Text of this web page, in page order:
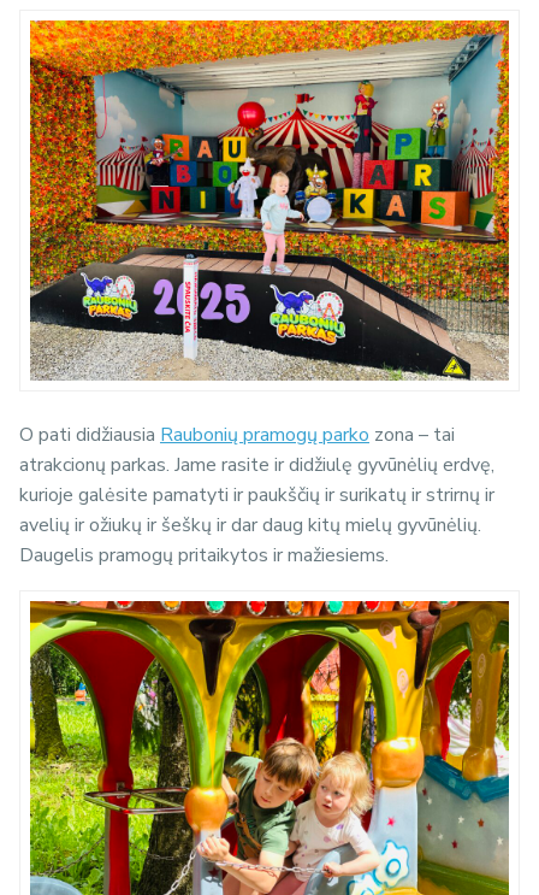
O pati didžiausia Raubonių pramogų parko zona – tai
atrakcionų parkas. Jame rasite ir didžiulę gyvūnėlių erdvę,
kurioje galėsite pamatyti ir paukščių ir surikatų ir strirnų ir
avelių ir ožiukų ir šeškų ir dar daug kitų mielų gyvūnėlių.
Daugelis pramogų pritaikytos ir mažiesiems.